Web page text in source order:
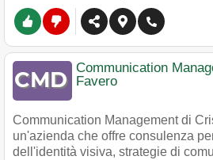
Communication
Favero
Communication Management di
un'azienda che offre consulenza
dell'identità visiva, strategie di